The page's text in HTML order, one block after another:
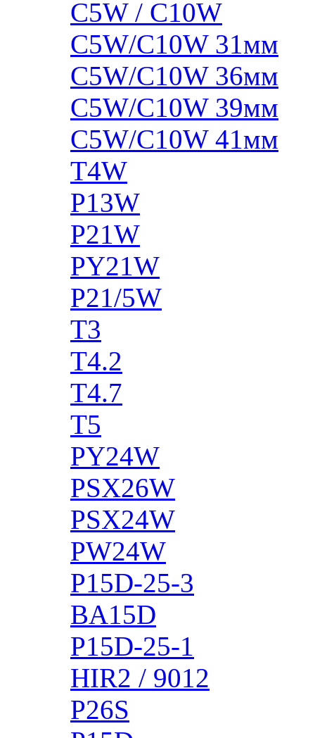
C5W / C10W
C5W/C10W 31мм
C5W/C10W 36мм
C5W/C10W 39мм
C5W/C10W 41мм
T4W
P13W
P21W
PY21W
P21/5W
T3
T4.2
T4.7
T5
PY24W
PSX26W
PSX24W
PW24W
P15D-25-3
BA15D
P15D-25-1
HIR2 / 9012
P26S